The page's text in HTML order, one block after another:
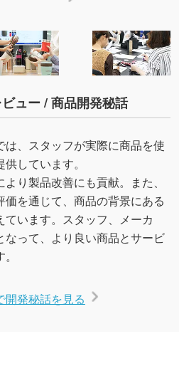
ュー / 商品開発秘話
は、スタッフが実際に商品を使
しています。
り製品改善にも貢献。また、
を通じて、商品の背景にある
います。スタッフ、メーカ
なって、より良い商品とサービ
開発秘話を見る